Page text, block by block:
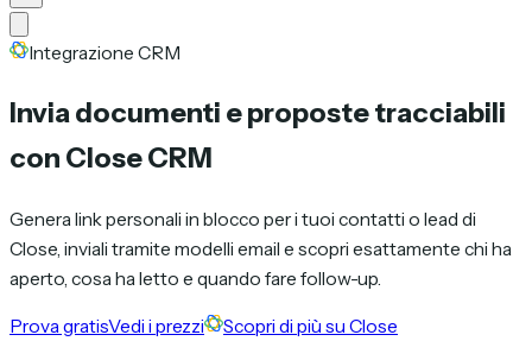
Integrazione CRM
Invia documenti e proposte tracciabili
con Close CRM
Genera link personali in blocco per i tuoi contatti o lead di
Close, inviali tramite modelli email e scopri esattamente chi ha
aperto, cosa ha letto e quando fare follow-up.
Prova gratisVedi i prezzi Scopri di più su Close